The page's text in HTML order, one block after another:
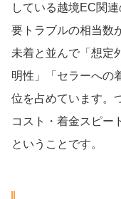
している越境EC関
要トラブルの相当数
未着と並んで「想定
明性」「セラーへの
位を占めています。
コスト・着金スピー
ということです。